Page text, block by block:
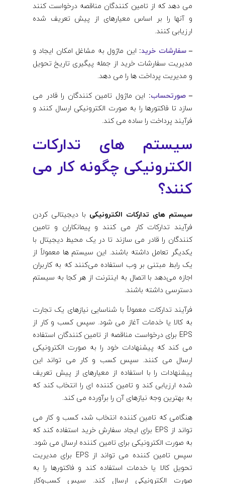
می دهد که از تامین کنندگان مناقصه درخواست کنند
و آنها را بر اساس معیارهای از پیش تعریف شده
ارزیابی کنند.
–سفارشات خرید: این ماژول به مشاغل امکان ایجاد و
مدیریت سفارشات خرید از جمله پیگیری تاریخ تحویل
و مدیریت پرداخت ها را می دهد.
–صورتحساب: این ماژول تامین کنندگان را قادر می
سازد تا فاکتورها را به صورت الکترونیکی ارسال کنند و
فرآیند پرداخت را ساده می کند.
سیستم های تدارکات
الکترونیکی چگونه کار می
کنند؟
سیستم های تدارکات الکترونیکی با دیجیتالی کردن
فرآیند تدارکات کار می کنند و پیمانکاران و تامین
کنندگان را قادر می سازند تا در یک محیط دیجیتال با
یکدیگر تعامل داشته باشند. این سیستم‌ ها معمولاً از
یک رابط مبتنی بر وب استفاده می‌کنند که به کاربران
اجازه می‌دهد با اتصال به اینترنت از هر کجا به سیستم
دسترسی داشته باشند.
فرآیند تدارکات معمولاً با شناسایی نیازهای یک تجارت
به کالا یا خدمات آغاز می شود. سپس کسب و کار از
EPS برای درخواست مناقصه از تامین کنندگان استفاده
می کند که پیشنهادات خود را به صورت الکترونیکی
ارسال می کنند. سپس کسب و کار می تواند این
پیشنهادات را با استفاده از معیارهای از پیش تعریف
شده ارزیابی کند و تامین کننده ای را انتخاب کند که
به بهترین وجه نیازهای آن را برآورده می کند.
هنگامی که تامین کننده انتخاب شد، کسب و کار می
تواند از EPS برای ایجاد سفارش خرید استفاده کند که
به صورت الکترونیکی برای تامین کننده ارسال می شود.
سپس تامین کننده می تواند از EPS برای مدیریت
تحویل کالا یا خدمات استفاده کند و فاکتورها را به
صورت الکترونیکی ارسال کند. سپس کسب‌وکار